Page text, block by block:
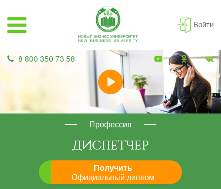
Войти
8 800 350 73 58
Профессия
ДИСПЕТЧЕР
Получить
Официальный диплом